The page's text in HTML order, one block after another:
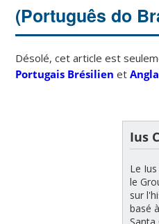
(Português do
Désolé, cet article est
Portugais Brésilien et
Ius
Le
le
sur
basé